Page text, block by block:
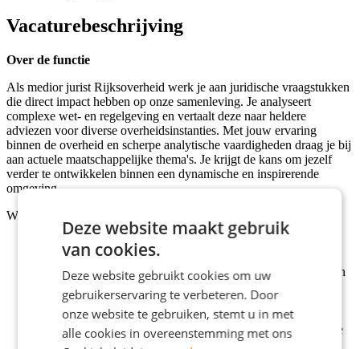
Vacaturebeschrijving
Over de functie
Als medior jurist Rijksoverheid werk je aan juridische vraagstukken
die direct impact hebben op onze samenleving. Je analyseert
complexe wet- en regelgeving en vertaalt deze naar heldere
adviezen voor diverse overheidsinstanties. Met jouw ervaring
binnen de overheid en scherpe analytische vaardigheden draag je bij
aan actuele maatschappelijke thema's. Je krijgt de kans om jezelf
verder te ontwikkelen binnen een dynamische en inspirerende
omgeving.
Wat ga je doen:
Analyseren van juridische vraagstukken en onderscheiden
van de kernpunten.
Formuleren van heldere juridische adviezen en ondersteunen
Uitvoeren van diepgaand juridisch onderzoek naar wet- en
regelgeving.
Effectief samenwerken met teams en stakeholders binnen de
Deze website maakt gebruik
van cookies.
Deze website gebruikt cookies om uw
gebruikerservaring te verbeteren. Door
onze website te gebruiken, stemt u in met
alle cookies in overeenstemming met ons